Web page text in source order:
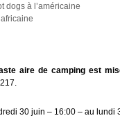
dogs à l’américaine
aire de camping est
30 juin – 16:00 – au lundi